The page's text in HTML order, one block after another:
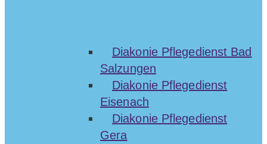
Diakonie Pflegedienst Bad
Salzungen
Diakonie Pflegedienst
Eisenach
Diakonie Pflegedienst
Gera